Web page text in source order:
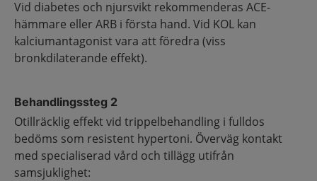
Vid diabetes och njursvikt rekommenderas ACE-
hämmare eller ARB i första hand. Vid KOL kan
kalciumantagonist vara att föredra (viss
bronkdilaterande effekt).
Behandlingssteg 2
Otillräcklig effekt vid trippelbehandling i fulldos
bedöms som resistent hypertoni. Överväg kontakt
med specialiserad vård och tillägg utifrån
samsjuklighet: